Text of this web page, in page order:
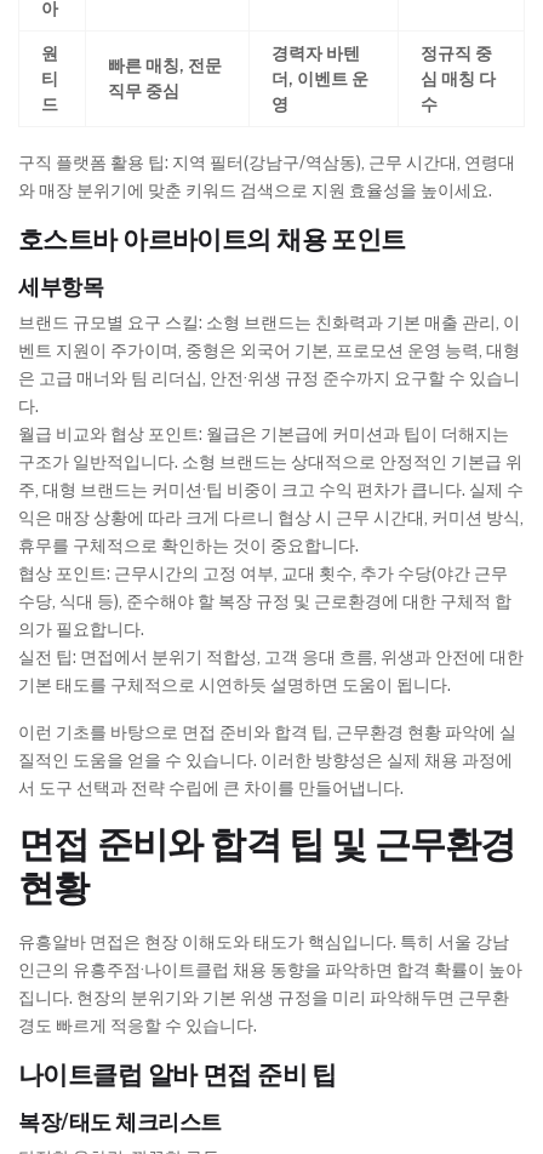
아
원
티
드
빠른 매칭, 전문
직무 중심
경력자 바텐
더, 이벤트 운
영
정규직 중
심 매칭 다
수
구직 플랫폼 활용 팁: 지역 필터(강남구/역삼동), 근무 시간대, 연령대
와 매장 분위기에 맞춘 키워드 검색으로 지원 효율성을 높이세요.
호스트바 아르바이트의 채용 포인트
세부항목
브랜드 규모별 요구 스킬: 소형 브랜드는 친화력과 기본 매출 관리, 이
벤트 지원이 주가이며, 중형은 외국어 기본, 프로모션 운영 능력, 대형
은 고급 매너와 팀 리더십, 안전·위생 규정 준수까지 요구할 수 있습니
다.
월급 비교와 협상 포인트: 월급은 기본급에 커미션과 팁이 더해지는
구조가 일반적입니다. 소형 브랜드는 상대적으로 안정적인 기본급 위
주, 대형 브랜드는 커미션·팁 비중이 크고 수익 편차가 큽니다. 실제 수
익은 매장 상황에 따라 크게 다르니 협상 시 근무 시간대, 커미션 방식,
휴무를 구체적으로 확인하는 것이 중요합니다.
협상 포인트: 근무시간의 고정 여부, 교대 횟수, 추가 수당(야간 근무
수당, 식대 등), 준수해야 할 복장 규정 및 근로환경에 대한 구체적 합
의가 필요합니다.
실전 팁: 면접에서 분위기 적합성, 고객 응대 흐름, 위생과 안전에 대한
기본 태도를 구체적으로 시연하듯 설명하면 도움이 됩니다.
이런 기초를 바탕으로 면접 준비와 합격 팁, 근무환경 현황 파악에 실
질적인 도움을 얻을 수 있습니다. 이러한 방향성은 실제 채용 과정에
서 도구 선택과 전략 수립에 큰 차이를 만들어냅니다.
면접 준비와 합격 팁 및 근무환경
현황
유흥알바 면접은 현장 이해도와 태도가 핵심입니다. 특히 서울 강남
인근의 유흥주점·나이트클럽 채용 동향을 파악하면 합격 확률이 높아
집니다. 현장의 분위기와 기본 위생 규정을 미리 파악해두면 근무환
경도 빠르게 적응할 수 있습니다.
나이트클럽 알바 면접 준비 팁
복장/태도 체크리스트